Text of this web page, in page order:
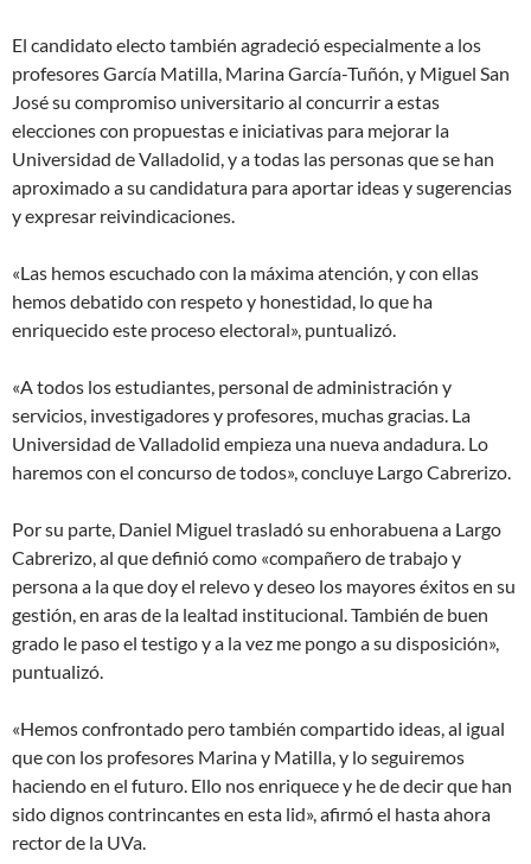
El candidato electo también agradeció especialmente a los
profesores García Matilla, Marina García-Tuñón, y Miguel San
José su compromiso universitario al concurrir a estas
elecciones con propuestas e iniciativas para mejorar la
Universidad de Valladolid, y a todas las personas que se han
aproximado a su candidatura para aportar ideas y sugerencias
y expresar reivindicaciones.
«Las hemos escuchado con la máxima atención, y con ellas
hemos debatido con respeto y honestidad, lo que ha
enriquecido este proceso electoral», puntualizó.
«A todos los estudiantes, personal de administración y
servicios, investigadores y profesores, muchas gracias. La
Universidad de Valladolid empieza una nueva andadura. Lo
haremos con el concurso de todos», concluye Largo Cabrerizo.
Por su parte, Daniel Miguel trasladó su enhorabuena a Largo
Cabrerizo, al que definió como «compañero de trabajo y
persona a la que doy el relevo y deseo los mayores éxitos en su
gestión, en aras de la lealtad institucional. También de buen
grado le paso el testigo y a la vez me pongo a su disposición»,
puntualizó.
«Hemos confrontado pero también compartido ideas, al igual
que con los profesores Marina y Matilla, y lo seguiremos
haciendo en el futuro. Ello nos enriquece y he de decir que han
sido dignos contrincantes en esta lid», afirmó el hasta ahora
rector de la UVa.